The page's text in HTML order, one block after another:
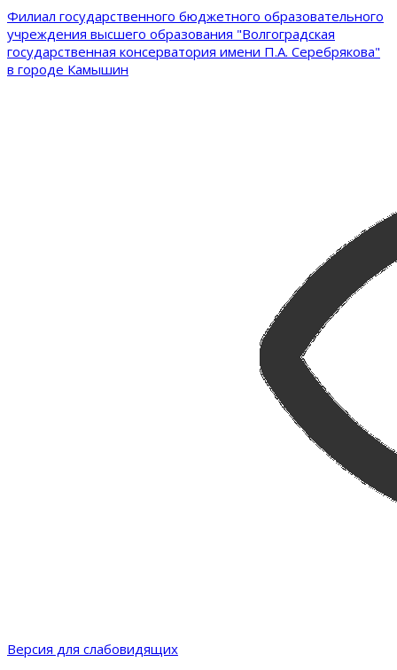
Филиал государственного бюджетного образовательного
учреждения высшего образования "Волгоградская
государственная консерватория имени П.А. Серебрякова"
в городе Камышин
Версия для слабовидящих